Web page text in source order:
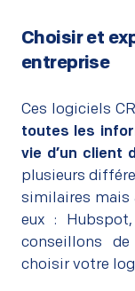
Choisir et
entreprise
Ces logiciels
toutes les
vie d’un client
plusieurs
similaires mais
eux :
conseillons
choisir votre